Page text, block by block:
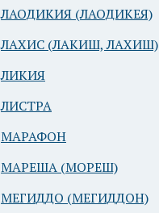
ЛАОДИКИЯ (ЛАОДИКЕЯ)
ЛАХИС (ЛАКИШ, ЛАХИШ)
ЛИКИЯ
ЛИСТРА
МАРАФОН
МАРЕША (МОРЕШ)
МЕГИДДО (МЕГИДДОН)